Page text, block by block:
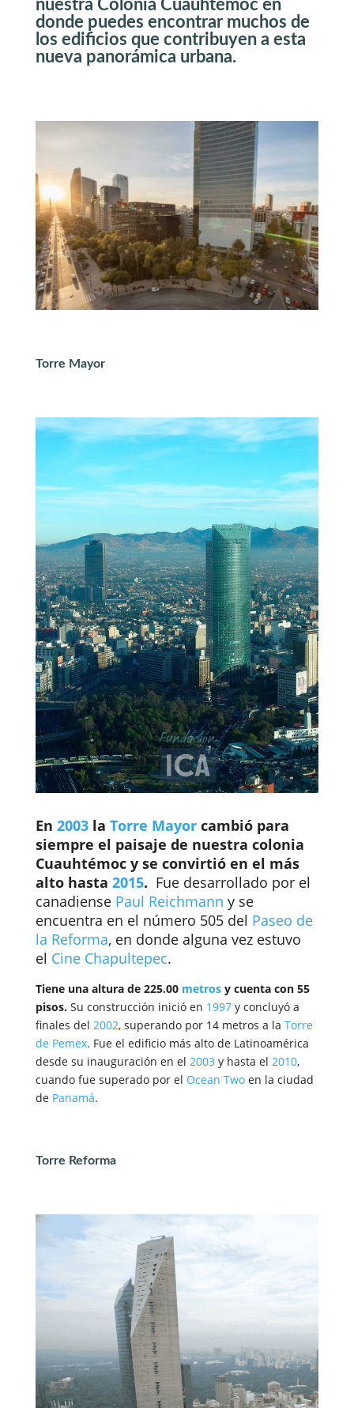
nuestra Colonia Cuauhtémoc en
donde puedes encontrar muchos de
los edificios que contribuyen a esta
nueva panorámica urbana.
Torre Mayor
En 2003la Torre Mayorcambió para
siempre el paisaje de nuestra colonia
Cuauhtémoc y se convirtió en el más
alto hasta 2015. Fue desarrollado por el
canadiense Paul Reichmann y se
encuentra en el número 505 del Paseo de
la Reforma, en donde alguna vez estuvo
el Cine Chapultepec.
Tiene una altura de 225.00 metrosy cuenta con 55
pisos.Su construcción inició en 1997y concluyó a
finales del 2002, superando por 14 metros a la Torre
de Pemex. Fue el edificio más alto de Latinoamérica
desde su inauguración en el 2003yhasta el 2010,
cuando fue superado por el Ocean Twoen la ciudad
de Panamá.
Torre Reforma